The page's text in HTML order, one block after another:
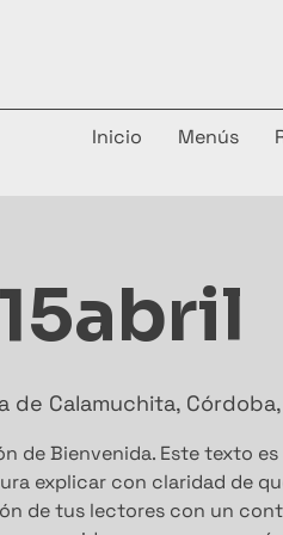
Inicio Menús
de Calamuchita,
de Bienvenida. Este texto
explicar con claridad de
de tus lectores con un